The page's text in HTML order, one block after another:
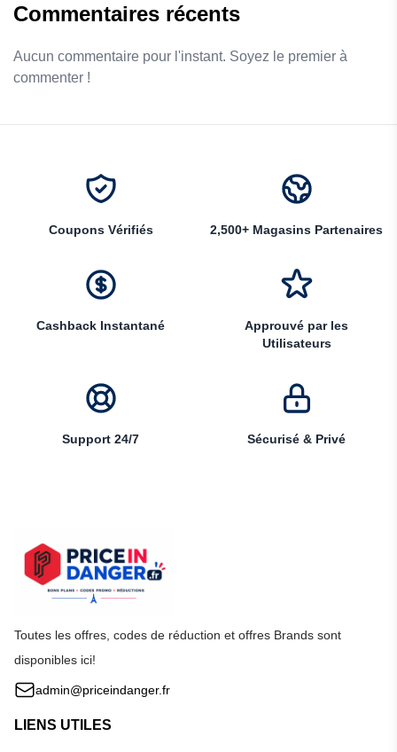
Commentaires récents
Aucun commentaire pour l'instant. Soyez le premier à
commenter !
Coupons Vérifiés 2,500+ Magasins Partenaires
Cashback Instantané
Approuvé par les
Utilisateurs
Support 24/7 Sécurisé & Privé
Toutes les offres, codes de réduction et offres Brands sont
disponibles ici!
admin@priceindanger.fr
LIENS UTILES